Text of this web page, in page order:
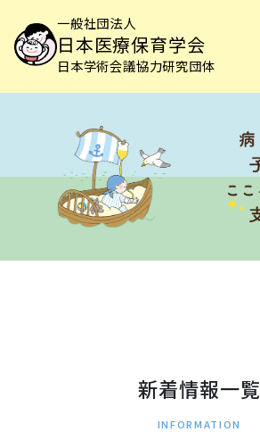
一般社団法人
日本医療保育学会
日本学術会議協力研究団体
新着情報一覧
INFORMATION